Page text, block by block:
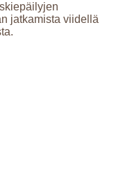
jatkamista viidellä